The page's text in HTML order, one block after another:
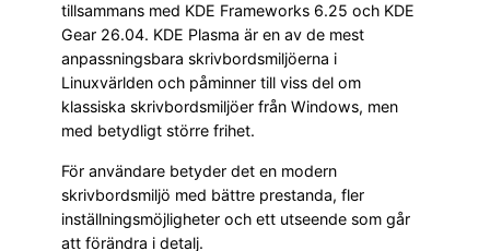
tillsammans med KDE Frameworks 6.25 och KDE
Gear 26.04. KDE Plasma är en av de mest
anpassningsbara skrivbordsmiljöerna i
Linuxvärlden och påminner till viss del om
klassiska skrivbordsmiljöer från Windows, men
med betydligt större frihet.
För användare betyder det en modern
skrivbordsmiljö med bättre prestanda, fler
inställningsmöjligheter och ett utseende som går
att förändra i detalj.